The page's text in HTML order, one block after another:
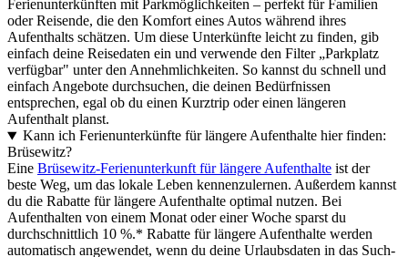
Ferienunterkünften mit Parkmöglichkeiten – perfekt für Familien
oder Reisende, die den Komfort eines Autos während ihres
Aufenthalts schätzen. Um diese Unterkünfte leicht zu finden, gib
einfach deine Reisedaten ein und verwende den Filter „Parkplatz
verfügbar" unter den Annehmlichkeiten. So kannst du schnell und
einfach Angebote durchsuchen, die deinen Bedürfnissen
entsprechen, egal ob du einen Kurztrip oder einen längeren
Aufenthalt planst.
Kann ich Ferienunterkünfte für längere Aufenthalte hier finden:
Brüsewitz?
Eine Brüsewitz-Ferienunterkunft für längere Aufenthalte ist der
beste Weg, um das lokale Leben kennenzulernen. Außerdem kannst
du die Rabatte für längere Aufenthalte optimal nutzen. Bei
Aufenthalten von einem Monat oder einer Woche sparst du
durchschnittlich 10 %.* Rabatte für längere Aufenthalte werden
automatisch angewendet, wenn du deine Urlaubsdaten in das Such-